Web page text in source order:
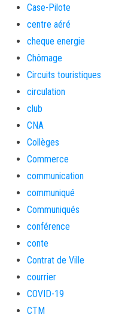
Case-Pilote
centre aéré
cheque energie
Chômage
Circuits touristiques
circulation
club
CNA
Collèges
Commerce
communication
communiqué
Communiqués
conférence
conte
Contrat de Ville
courrier
COVID-19
CTM